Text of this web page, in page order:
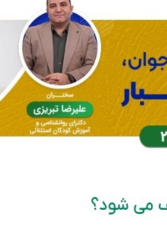
می شود؟